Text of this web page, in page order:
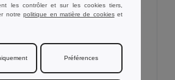
-33% 7,22 €
les contrôler et sur les cookies tiers,
notrepolitique en matière de cookieset
Préférences